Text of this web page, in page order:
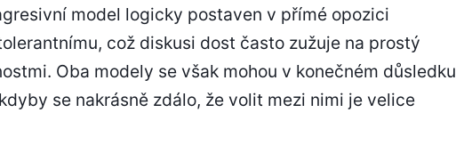
model logicky postaven v přímé opozici
což diskusi dost často zužuje na prostý
Oba modely se však mohou v konečném důsledku
se nakrásně zdálo, že volit mezi nimi je velice